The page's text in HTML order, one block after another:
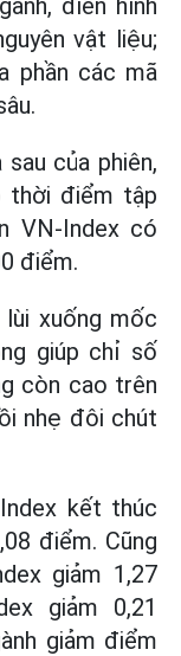
điển hình
vật liệu;
phần các mã
của phiên,
thời điểm tập
VN-Index có
điểm.
lùi xuống mốc
giúp chỉ số
còn cao trên
nhẹ đôi chút
kết thúc
điểm. Cũng
giảm 1,27
giảm 0,21
giảm điểm